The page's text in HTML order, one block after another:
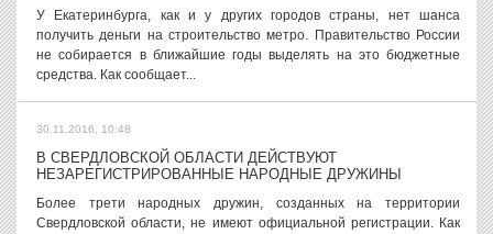
У Екатеринбурга, как и у других городов страны, нет шанса
получить деньги на строительство метро. Правительство России
не собирается в ближайшие годы выделять на это бюджетные
средства. Как сообщает...
30.11.2016, 10:48
В СВЕРДЛОВСКОЙ ОБЛАСТИ ДЕЙСТВУЮТ
НЕЗАРЕГИСТРИРОВАННЫЕ НАРОДНЫЕ ДРУЖИНЫ
Более трети народных дружин, созданных на территории
Свердловской области, не имеют официальной регистрации. Как